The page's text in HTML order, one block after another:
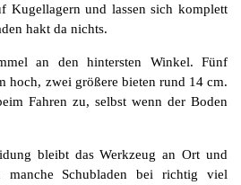
Kugellagern und lassen sich komplett
hakt da nichts.
an den hintersten Winkel. Fünf
hoch, zwei größere bieten rund 14 cm.
Fahren zu, selbst wenn der Boden
bleibt das Werkzeug an Ort und
manche Schubladen bei richtig viel